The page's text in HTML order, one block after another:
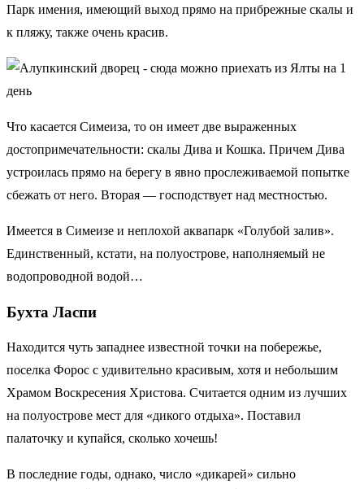
Парк имения, имеющий выход прямо на прибрежные скалы и
к пляжу, также очень красив.
Что касается Симеиза, то он имеет две выраженных
достопримечательности: скалы Дива и Кошка. Причем Дива
устроилась прямо на берегу в явно прослеживаемой попытке
сбежать от него. Вторая — господствует над местностью.
Имеется в Симеизе и неплохой аквапарк «Голубой залив».
Единственный, кстати, на полуострове, наполняемый не
водопроводной водой…
Бухта Ласпи
Находится чуть западнее известной точки на побережье,
поселка Форос с удивительно красивым, хотя и небольшим
Храмом Воскресения Христова. Считается одним из лучших
на полуострове мест для «дикого отдыха». Поставил
палаточку и купайся, сколько хочешь!
В последние годы, однако, число «дикарей» сильно